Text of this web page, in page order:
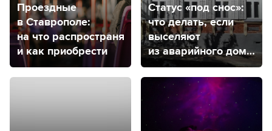
Проездные
в Ставрополе:
на что распространяется
и как приобрести
Статус «под снос»:
что делать, если
выселяют
из аварийного дома
и куда обратиться
в Ставрополе,
чтобы дом признали
аварийным?